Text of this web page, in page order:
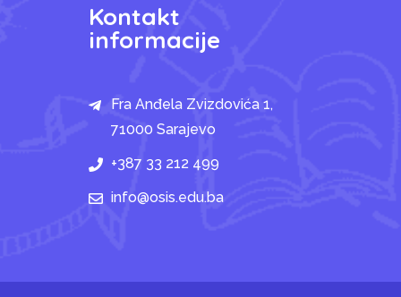
Kontakt
informacije
Fra Anđela Zvizdovića 1,
71000 Sarajevo
+387 33 212 499
info@osis.edu.ba